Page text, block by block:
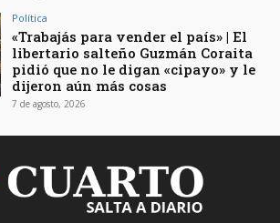
Política
«Trabajás para vender el país» | El
libertario salteño Guzmán Coraita
pidió que no le digan «cipayo» y le
dijeron aún más cosas
7 de agosto, 2026